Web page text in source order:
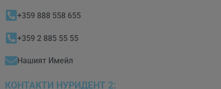
+359 888 558 655
+359 2 885 55 55
Нашият Имейл
КОНТАКТИ НУРИДЕНТ 2: